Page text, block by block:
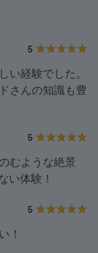
5
い経験でした。
さんの知識も豊
5
むような絶景
い体験！
5
！